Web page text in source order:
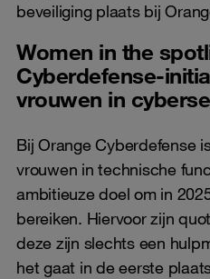
beveiliging plaats bij
Women in the
Cyberdefense-
vrouwen in
Bij Orange Cyberdefense
vrouwen in technische
ambitieuze doel om in
bereiken. Hiervoor zijn
deze zijn slechts een
het gaat in de eerste